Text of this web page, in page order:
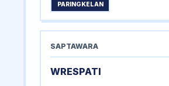
PARINGKELAN
SAPTAWARA
WRESPATI